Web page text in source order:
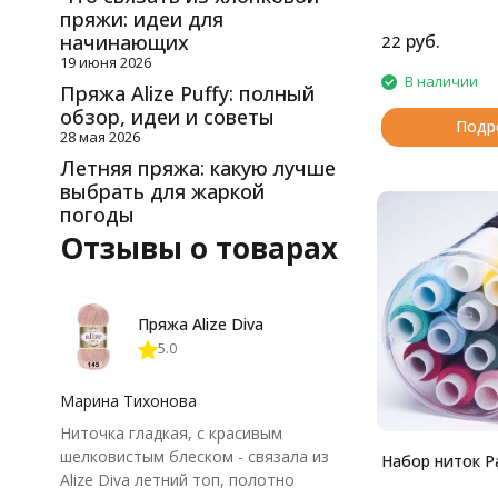
книг в типографии
22 руб.
В наличии
Набор ниток
пряжи: идеи для
начинающих
19 июня 2026
Пряжа Alize Puffy: полный
обзор, идеи и советы
28 мая 2026
Летняя пряжа: какую лучше
выбрать для жаркой
погоды
Отзывы о товарах
Пряжа Alize Diva
5.0
Марина Тихонова
Ниточка гладкая, с красивым
шелковистым блеском - связала из
Alize Diva летний топ, полотно